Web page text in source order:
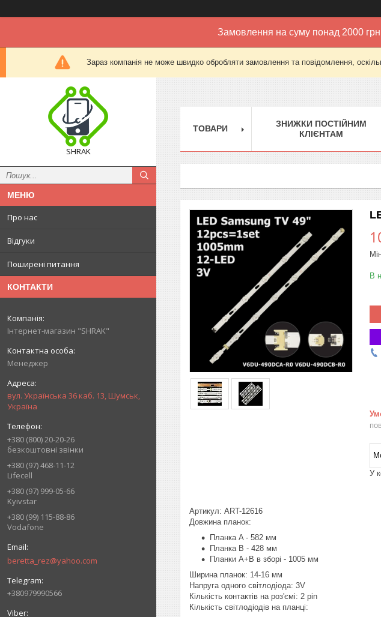
Замовлення на суму понад 2000
Зараз компанія не може швидко обробляти замовлення та повідомлення,
SHRAK
Про нас
Відгуки
Поширені питання
КОНТАКТИ
Інтернет-магазин "SHRAK"
Менеджер
вул. Українська 36 каб. 13, Шумськ,
Україна
+380 (800) 20-20-26
безкоштовні звінки
+380 (97) 468-11-12
Lifecell
+380 (97) 999-05-66
Kyivstar
+380 (99) 115-88-86
Vodafone
beretta_rez@yahoo.com
+380979990566
ТОВАРИ
ЗНИЖКИ ПОСТІЙНИМ
КЛІЄНТАМ
В
У
Артикул: ART-12616
Довжина планок:
Планка A - 582 мм
Планка B - 428 мм
Планки A+B в зборі - 1005 мм
Ширина планок: 14-16 мм
Напруга одного світлодіода: 3V
Кількість контактів на роз'ємі: 2 pin
Кількість світлодіодів на планці: